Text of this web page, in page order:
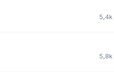
5,4k
5,8k